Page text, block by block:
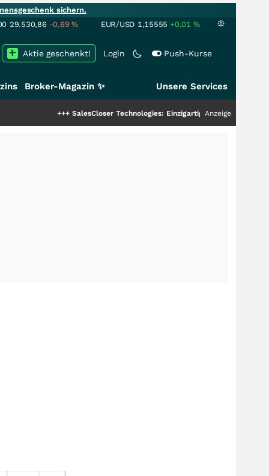
sichern.
29.530,86 -0,69% EUR/USD 1,15555 +0,01 %
Login Push-Kurse
Aktie geschenkt!
Broker-Magazin ✨ Unsere Services
SalesCloser Technologies: Einzigartige Leistung zieht die Top-Dogs
Anzeige